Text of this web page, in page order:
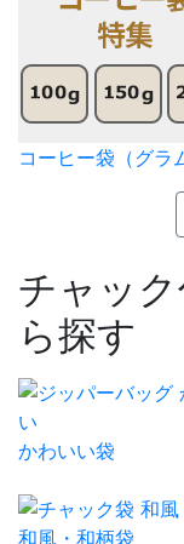
コーヒー袋（グラ
チャッ
ら探す
かわいい袋
和風・和柄袋